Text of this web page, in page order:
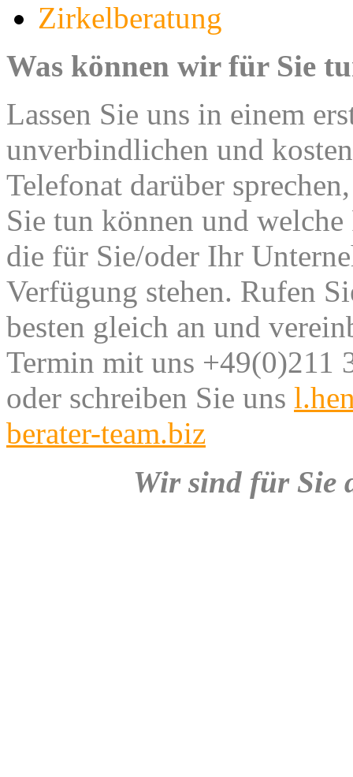
Zirkelberatung
Was können wir für Sie
Lassen Sie uns in einem
unverbindlichen und
Telefonat darüber
Sie tun können und
die für Sie/oder Ihr
Verfügung stehen. Rufen
besten gleich an und
Termin mit uns +49(0)211
oder schreiben Sie uns
berater-team.biz
Wir sind für Sie